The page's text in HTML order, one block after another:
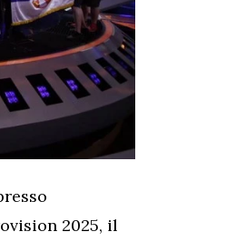
2025, il